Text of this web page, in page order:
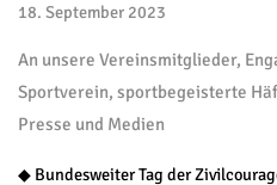
18. September 2023
An unsere Vereinsmitglieder,
Sportverein, sportbegeisterte
Presse und Medien
◆ Bundesweiter Tag der